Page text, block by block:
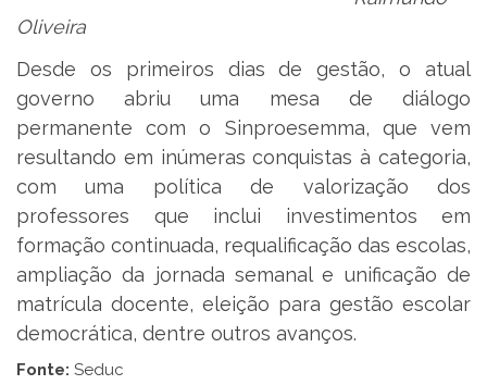
Oliveira
Desde os primeiros dias de gestão, o atual
governo abriu uma mesa de diálogo
permanente com o Sinproesemma, que vem
resultando em inúmeras conquistas à categoria,
com uma política de valorização dos
professores que inclui investimentos em
formação continuada, requalificação das escolas,
ampliação da jornada semanal e unificação de
matrícula docente, eleição para gestão escolar
democrática, dentre outros avanços.
Fonte: Seduc